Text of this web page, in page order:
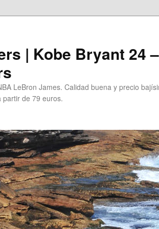
| Kobe Bryant 24
LeBron James. Calidad buena y precio
de 79 euros.